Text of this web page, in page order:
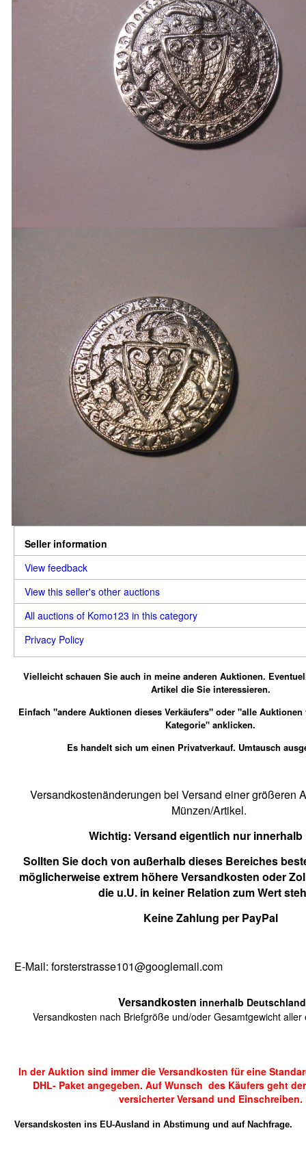
Seller information
View feedback
View this seller's other auctions
All auctions of Komo123 in this category
Privacy Policy
Vielleicht schauen Sie auch in meine anderen Auktionen.
Artikel die Sie interessieren.
Einfach "andere Auktionen dieses Verkäufers" oder "alle
Kategorie" anklicken.
Es handelt sich um einen Privatverkauf. Umtausch
Versandkostenänderungen bei Versand einer größeren
Münzen/Artikel.
Wichtig: Versand eigentlich nur innerhalb
Sollten Sie doch von außerhalb dieses Bereiches
möglicherweise extrem höhere Versandkosten oder
die u.U. in keiner Relation zum Wert
Keine Zahlung per PayPal
E-Mail: forsterstrasse101@googlemail.com
Versandkosten innerhalb Deutschland
Versandkosten nach Briefgröße und/oder Gesamtgewicht
In der Auktion sind immer die Versandkosten für eine
DHL- Paket angegeben. Auf Wunsch des Käufers geht
versicherter Versand und Einschreiben.
Versandskosten ins EU-Ausland in Abstimung und auf Nachfrage.